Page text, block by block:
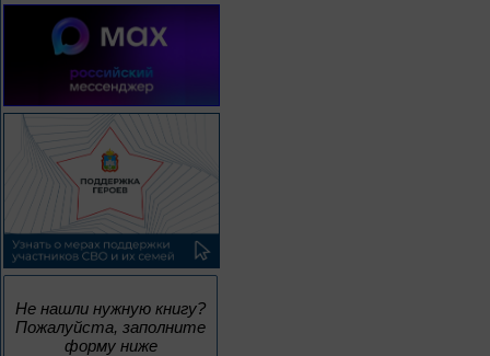
Не нашли нужную книгу?
Пожалуйста, заполните
форму ниже